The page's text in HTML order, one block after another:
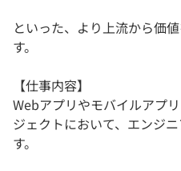
といった、より上流から価
す。
【仕事内容】
Webアプリやモバイルアプ
ジェクトにおいて、エンジ
す。